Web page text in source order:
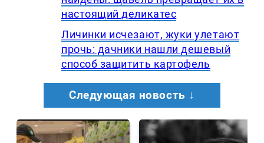
настоящий деликатес
Личинки исчезают, жуки улетают
прочь: дачники нашли дешевый
способ защитить картофель
Следующая новость ↓